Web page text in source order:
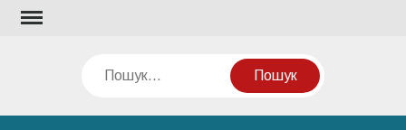
Перейти
Пошук